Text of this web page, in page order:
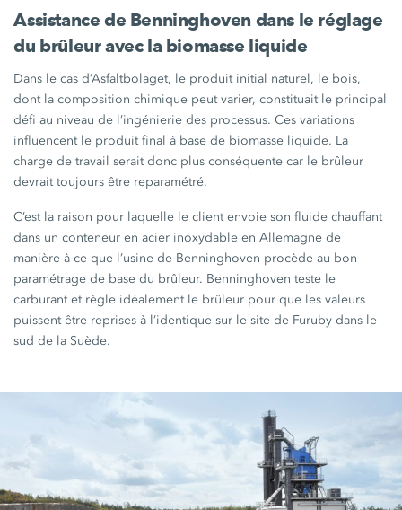
Assistance de Benninghoven dans le réglage
du brûleur avec la biomasse liquide
Dans le cas d’Asfaltbolaget, le produit initial naturel, le bois,
dont la composition chimique peut varier, constituait le principal
défi au niveau de l’ingénierie des processus. Ces variations
influencent le produit final à base de biomasse liquide. La
charge de travail serait donc plus conséquente car le brûleur
devrait toujours être reparamétré.
C’est la raison pour laquelle le client envoie son fluide chauffant
dans un conteneur en acier inoxydable en Allemagne de
manière à ce que l’usine de Benninghoven procède au bon
paramétrage de base du brûleur. Benninghoven teste le
carburant et règle idéalement le brûleur pour que les valeurs
puissent être reprises à l’identique sur le site de Furuby dans le
sud de la Suède.